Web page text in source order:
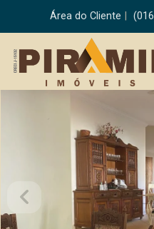
Área do Cliente